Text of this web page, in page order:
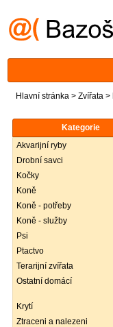
Hlavní stránka > Zvířata >
Kategorie
Akvarijní ryby
Drobní savci
Kočky
Koně
Koně - potřeby
Koně - služby
Psi
Ptactvo
Terarijní zvířata
Ostatní domácí
Krytí
Ztraceni a nalezeni